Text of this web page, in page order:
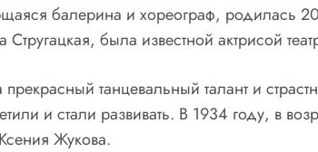
балерина и хореограф, родилась
Стругацкая, была известной актрисой
танцевальный талант и
и стали развивать. В 1934 году, в
Жукова.